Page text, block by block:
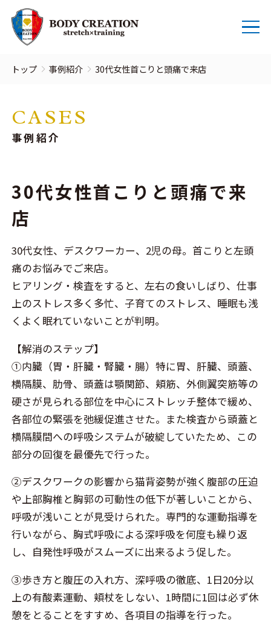
トップ 事例紹介 30代女性首こりと頭痛で来店
事例紹介
CASES
30代女性首こりと頭痛で来
店
30代女性、デスクワーカー、2児の母。首こりと左頭
痛のお悩みでご来店。
ヒアリング・検査をすると、左右の食いしばり、仕事
上のストレス多く多忙、子育てのストレス、睡眠も浅
くよく眠れていないことが判明。
【解消のステップ】
①内臓（胃・肝臓・腎臓・腸）特に胃、肝臓、頭蓋、
横隔膜、肋骨、頭蓋は顎関節、頬筋、外側翼突筋等の
硬さが見られる部位を中心にストレッチ整体で緩め、
各部位の緊張を弛緩促進させた。また検査から頭蓋と
横隔膜間への呼吸システムが破綻していたため、この
部分の回復を最優先で行った。
②デスクワークの影響から猫背姿勢が強く腹部の圧迫
や上部胸椎と胸郭の可動性の低下が著しいことから、
呼吸が浅いことが見受けられた。専門的な運動指導を
行いながら、胸式呼吸による深呼吸を何度も繰り返
し、自発性呼吸がスムーズに出来るよう促した。
③歩き方と腹圧の入れ方、深呼吸の徹底、1日20分以
上の有酸素運動、頬杖をしない、1時間に1回は必ず休
憩をとることをすすめ、各項目の指導を行った。